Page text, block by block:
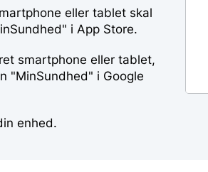
eller tablet skal
i App Store.
smartphone eller tablet,
"MinSundhed" i Google
enhed.